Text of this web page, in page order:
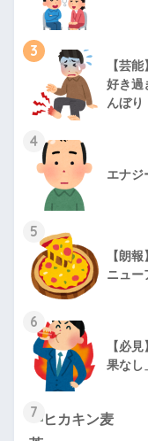
3
【芸
好き過
んぼり
4
エナジ
5
【朗
ニュー
6
【必
果なし
7